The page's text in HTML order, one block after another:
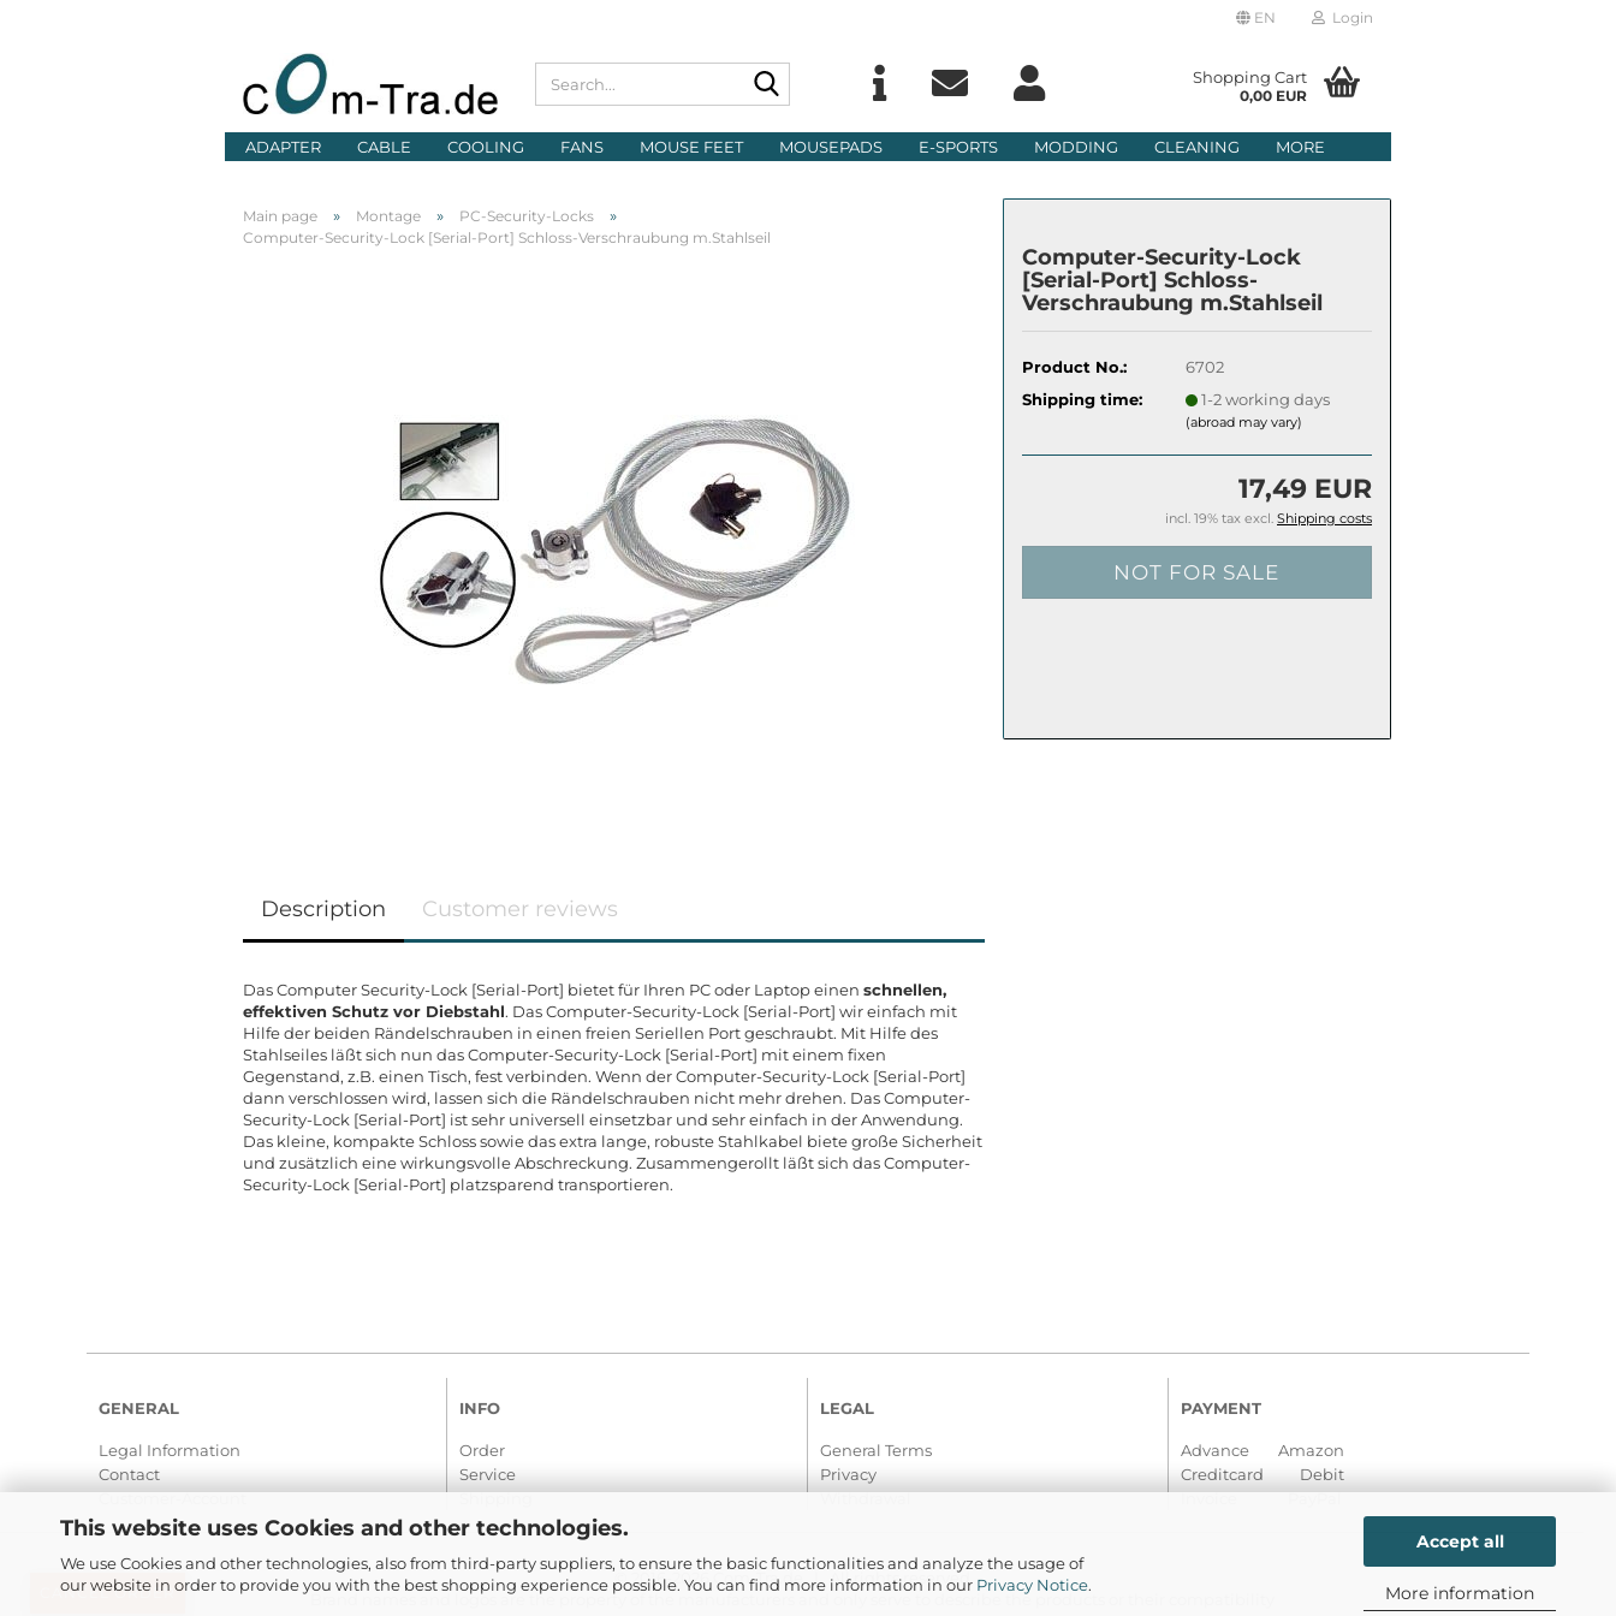
This website uses Cookies and other technologies.
We use Cookies and other technologies, also from third-party suppliers, to ensure the basic functionalities and analyze the usage of
our website in order to provide you with the best shopping experience possible. You can find more information in our Privacy Notice.
Accept all
More information
EN
Change language
Delivery country
Login
Email
Shopping Cart
0,00 EUR
ADAPTER CABLE COOLING FANS MOUSE FEET MOUSEPADS E-SPORTS MODDING CLEANING MORE
Main page » Montage » PC-Security-Locks »
Computer-Security-Lock [Serial-Port] Schloss-Verschraubung m.Stahlseil
Computer-Security-Lock
[Serial-Port] Schloss-
Verschraubung m.Stahlseil
Product No.:
6702
Shipping time:
1-2 working days
(abroad may vary)
17,49 EUR
incl. 19% tax excl. Shipping costs
Description Customer reviews
Das Computer Security-Lock [Serial-Port] bietet für Ihren PC oder Laptop einen schnellen,
effektiven Schutz vor Diebstahl. Das Computer-Security-Lock [Serial-Port] wir einfach mit
Hilfe der beiden Rändelschrauben in einen freien Seriellen Port geschraubt. Mit Hilfe des
Stahlseiles läßt sich nun das Computer-Security-Lock [Serial-Port] mit einem fixen
Gegenstand, z.B. einen Tisch, fest verbinden. Wenn der Computer-Security-Lock [Serial-Port]
dann verschlossen wird, lassen sich die Rändelschrauben nicht mehr drehen. Das Computer-
Security-Lock [Serial-Port] ist sehr universell einsetzbar und sehr einfach in der Anwendung.
Das kleine, kompakte Schloss sowie das extra lange, robuste Stahlkabel biete große Sicherheit
und zusätzlich eine wirkungsvolle Abschreckung. Zusammengerollt läßt sich das Computer-
Security-Lock [Serial-Port] platzsparend transportieren.
GENERAL
Legal Information
Contact
Customer-Account
INFO
Order
Service
Shipping
LEGAL
General Terms
Privacy
Withdrawal
PAYMENT
Advance Amazon
Creditcard Debit
Invoice PayPal
CANCEL ORDER
© 2016-2026 Com-Tra.de | All rights reserved
Brand names and logos are the property of the manufacturers and only serve to describe the products or their compatibility